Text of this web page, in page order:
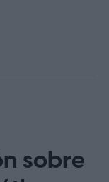
populares
sobre